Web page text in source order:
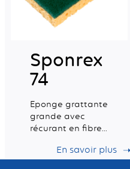
Sponrex
74
Eponge grattante
grande avec
récurant en fibres
FabricationEn savoir plus